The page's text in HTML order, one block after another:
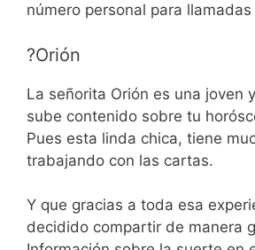
número personal para
?Orión
La señorita Orión es una joven
sube contenido sobre tu
Pues esta linda chica, tiene
trabajando con las cartas.
Y que gracias a toda esa
decidido compartir de manera